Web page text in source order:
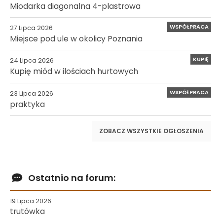
Miodarka diagonalna 4-plastrowa
27 Lipca 2026 WSPÓŁPRACA
Miejsce pod ule w okolicy Poznania
24 Lipca 2026 KUPIĘ
Kupię miód w ilościach hurtowych
23 Lipca 2026 WSPÓŁPRACA
praktyka
ZOBACZ WSZYSTKIE OGŁOSZENIA
Ostatnio na forum:
19 Lipca 2026
trutówka